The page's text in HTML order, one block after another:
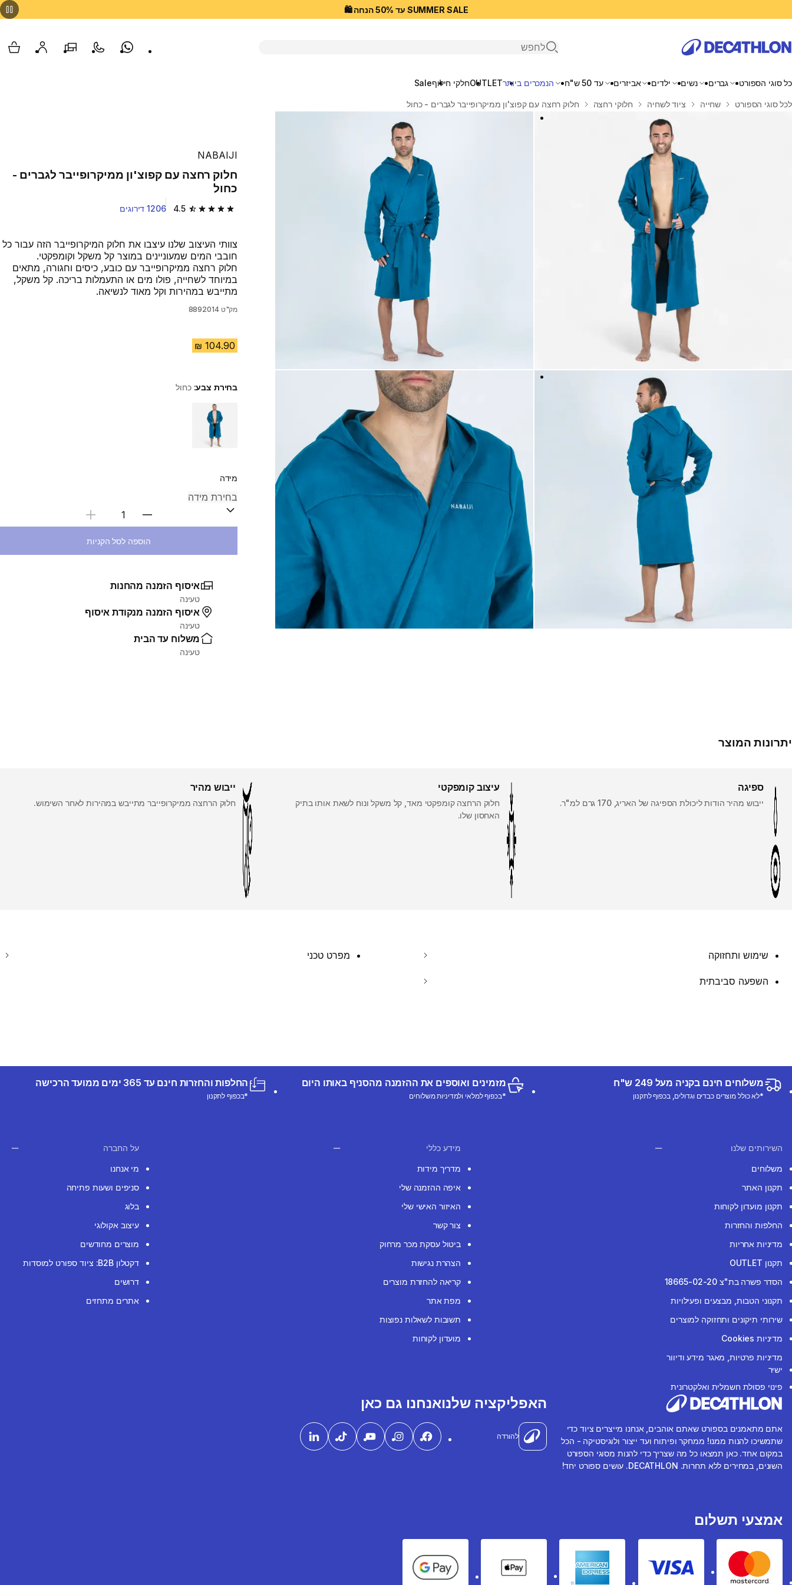
SUMMER SALE עד 50% הנחה 🛍️
פתיחת חיפוש
Whatsappצור קשרהסניפים שלנוהחשבון שלי
כל סוגי הספורט גברים נשים ילדים אביזרים עד 50 ש"ח הנמכרים ביותרOUTLETחלקי חילוףSale
בית
לכל סוגי הספורט שחייה ציוד לשחיה חלוקי רחצה חלוק רחצה עם קפוצ'ון ממיקרופייבר לגברים - כחול
NABAIJI
חלוק רחצה עם קפוצ'ון ממיקרופייבר לגברים -
כחול
4.5 4.5 out of 5 stars from 1206 reviews 1206 דירוגים
צוותי העיצוב שלנו עיצבו את חלוק המיקרופייבר הזה עבור כל
חובבי המים שמעוניינים במוצר קל משקל וקומפקטי.
חלוק רחצה ממיקרופייבר עם כובע, כיסים וחגורה, מתאים
במיוחד לשחייה, פולו מים או התעמלות בריכה. קל משקל,
מתייבש במהירות וקל מאוד לנשיאה.
מק"ט 8892014
בחירת צבע:כחול
Choose a variant
מידה
בחירת כמות
הוספה לסל הקניות
איסוף הזמנה מהחנות
טעינה
איסוף הזמנה מנקודת איסוף
טעינה
משלוח עד הבית
טעינה
יתרונות המוצר
ספיגה
ייבוש מהיר הודות ליכולת הספיגה של האריג, 170 גרם למ"ר.
עיצוב קומפקטי
חלוק הרחצה קומפקטי מאד, קל משקל ונוח לשאת אותו בתיק
האחסון שלו.
ייבוש מהיר
חלוק הרחצה ממיקרופייבר מתייבש במהירות לאחר השימוש.
שימוש ותחזוקה מפרט טכני
השפעה סביבתית
משלוחים חינם בקניה מעל 249 ש"ח
*לא כולל מוצרים כבדים וגדולים, בכפוף לתקנון
מזמינים ואוספים את ההזמנה מהסניף באותו היום
*בכפוף למלאי ולמדיניות משלוחים
החלפות והחזרות חינם עד 365 ימים ממועד הרכישה
*בכפוף לתקנון
השירותים שלנו
משלוחים
תקנון האתר
תקנון מועדון לקוחות
החלפות והחזרות
מדיניות אחריות
תקנון OUTLET
הסדר פשרה בת"צ 18665-02-20
תקנוני הטבות, מבצעים ופעילויות
שירותי תיקונים ותחזוקה למוצרים
מדיניות Cookies
מדיניות פרטיות, מאגר מידע ודיוור
ישיר
פינוי פסולת חשמלית ואלקטרונית
מידע כללי
מדריך מידות
איפה ההזמנה שלי
האיזור האישי שלי
צור קשר
ביטול עסקת מכר מרחוק
הצהרת נגישות
קריאה להחזרת מוצרים
מפת אתר
תשובות לשאלות נפוצות
מועדון לקוחות
על החברה
מי אנחנו
סניפים ושעות פתיחה
בלוג
עיצוב אקולוגי
מוצרים מחודשים
דקטלון B2B: ציוד ספורט למוסדות
דרושים
אתרים מתחזים
אתם מתאמנים בספורט שאתם אוהבים, אנחנו מייצרים ציוד כדי
שתמשיכו להנות ממנו! ממחקר ופיתוח ועד ייצור ולוגיסטיקה - הכל
במקום אחד. כאן תמצאו כל מה שצריך כדי להנות מסוגי הספורט
השונים, במחירים ללא תחרות. DECATHLON. עושים ספורט יחד!
האפליקציה שלנו
להורדה
אנחנו גם כאן
אמצעי תשלום
Mastercard
Visa
American express
Apple Pay
Google Pay